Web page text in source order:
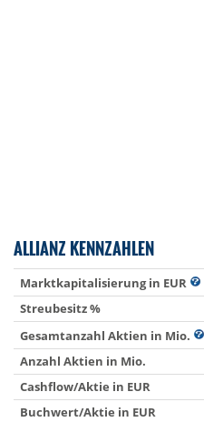
ALLIANZ KENNZAHLEN
Marktkapitalisierung in EUR
Streubesitz %
Gesamtanzahl Aktien in Mio.
Anzahl Aktien in Mio.
Cashflow/Aktie in EUR
Buchwert/Aktie in EUR